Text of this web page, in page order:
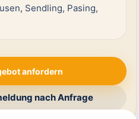
Sendling, Pasing,
anfordern
nach Anfrage